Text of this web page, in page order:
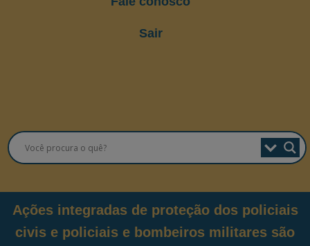
Sair
Ações integradas de proteção dos policiais
civis e policiais e bombeiros militares são